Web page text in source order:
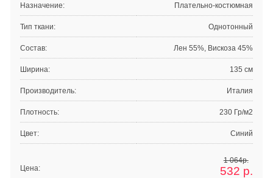
Назначение: Плательно-костюмная
Тип ткани: Однотонный
Состав: Лен 55%, Вискоза 45%
Ширина: 135 см
Производитель: Италия
Плотность: 230 Гр/м2
Цвет: Синий
Цена:
1 064р.
532 р.